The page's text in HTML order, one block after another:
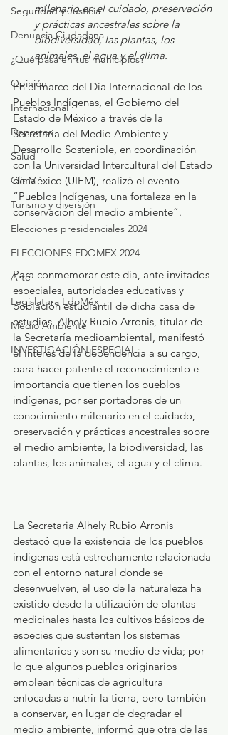
Seguridad y Justicia
Denuncia Ciudadana
¿Qué pasa en tus municipios?
Opinión
Internacional
Deportes
Salud
Clima
Turismo y diversión
Elecciones presidenciales 2024
ELECCIONES EDOMEX 2024
Arte
Legislatura EdoMéx
Medio Ambiente
INVESTIGACIÓN ESPECIAL
milenario en el cuidado, preservación
y prácticas ancestrales sobre la
biodiversidad, las plantas, los
animales, el agua y el clima.
En el marco del Día Internacional de los
Pueblos Indígenas, el Gobierno del
Estado de México a través de la
Secretaría del Medio Ambiente y
Desarrollo Sostenible, en coordinación
con la Universidad Intercultural del Estado
de México (UIEM), realizó el evento
“Pueblos Indígenas, una fortaleza en la
conservación del medio ambiente”.
Para conmemorar este día, ante invitados
especiales, autoridades educativas y
población estudiantil de dicha casa de
estudios, Alhely Rubio Arronis, titular de
la Secretaría medioambiental, manifestó
el interés de la dependencia a su cargo,
para hacer patente el reconocimiento e
importancia que tienen los pueblos
indígenas, por ser portadores de un
conocimiento milenario en el cuidado,
preservación y prácticas ancestrales sobre
el medio ambiente, la biodiversidad, las
plantas, los animales, el agua y el clima.
La Secretaria Alhely Rubio Arronis
destacó que la existencia de los pueblos
indígenas está estrechamente relacionada
con el entorno natural donde se
desenvuelven, el uso de la naturaleza ha
existido desde la utilización de plantas
medicinales hasta los cultivos básicos de
especies que sustentan los sistemas
alimentarios y son su medio de vida; por
lo que algunos pueblos originarios
emplean técnicas de agricultura
enfocadas a nutrir la tierra, pero también
a conservar, en lugar de degradar el
medio ambiente, informó que otra de las